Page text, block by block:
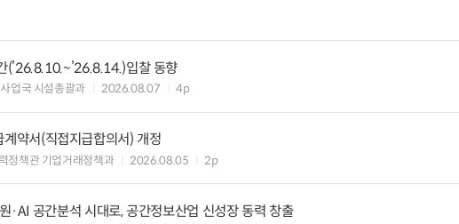
(’26.8.10.~’26.8.14.)입찰 동향
업국 시설총괄과 2026.08.07 4p
약서(직접지급합의서) 개정
정책관 기업거래정책과 2026.08.05 2p
·AI 공간분석 시대로, 공간정보산업 신성장 동력 창출